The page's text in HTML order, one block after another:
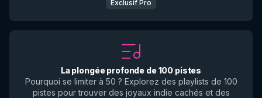
Exclusif Pro
La plongée profonde de 100 pistes
Pourquoi se limiter à 50 ? Explorez des playlists de 100
pistes pour trouver des joyaux indie cachés et des